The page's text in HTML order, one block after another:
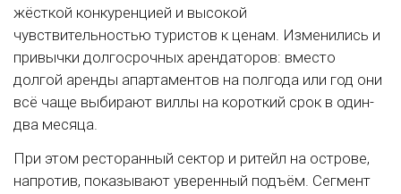
жёсткой конкуренцией и высокой
чувствительностью туристов к ценам. Изменились и
привычки долгосрочных арендаторов: вместо
долгой аренды апартаментов на полгода или год они
всё чаще выбирают виллы на короткий срок в один-
два месяца.
При этом ресторанный сектор и ритейл на острове,
напротив, показывают уверенный подъём. Сегмент